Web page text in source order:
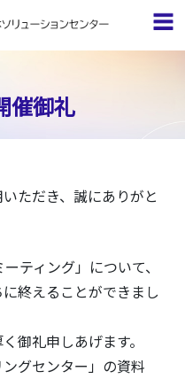
催御礼
ただき、誠にありがと
ティング」について、
終えることができまし
御礼申しあげます。
グセンター」の資料